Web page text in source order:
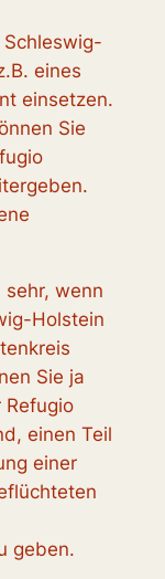
eines
einsetzen.
Sie
wenn
Holstein
Sie ja
Refugio
einen Teil
einer
geben.